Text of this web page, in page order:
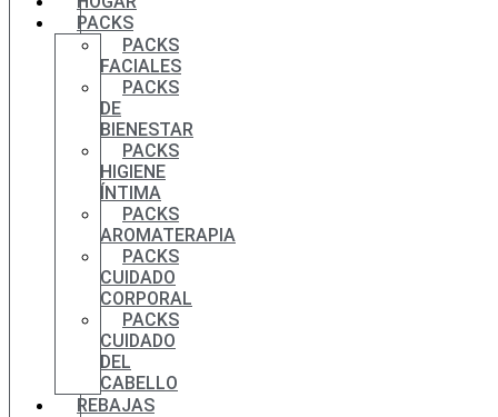
PACKS
PACKS
FACIALES
PACKS
DE
BIENESTAR
PACKS
HIGIENE
ÍNTIMA
PACKS
AROMATERAPIA
PACKS
CUIDADO
CORPORAL
PACKS
CUIDADO
DEL
CABELLO
REBAJAS